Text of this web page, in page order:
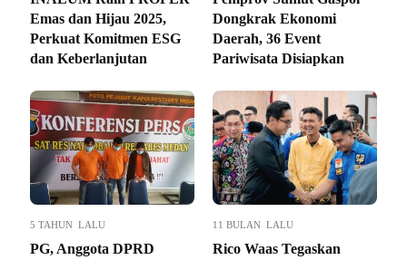
Emas dan Hijau 2025,
Perkuat Komitmen ESG
dan Keberlanjutan
Dongkrak Ekonomi
Daerah, 36 Event
Pariwisata Disiapkan
5 TAHUN LALU
PG, Anggota DPRD
11 BULAN LALU
Rico Waas Tegaskan